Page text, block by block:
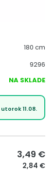
180 cm
9296
NA SKLADE
utorok 11.08.
3,49 €
2,84 €